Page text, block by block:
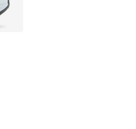
étoiles], 1 commentaires